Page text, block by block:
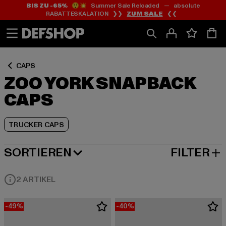
Zum
Inhalt
springen
Zum
Fußzeile
springen
BIS ZU -65%😲💥 Summer Sale Reloaded — absolute
RABATTESKALATION ❯❯ ZUM SALE ❮❮
CAPS
ZOO YORK SNAPBACK
CAPS
TRUCKER CAPS
Zum
Produktraster
springen
SORTIEREN
BELIEBTESTE FILTER
2 ARTIKEL
-49% -40%